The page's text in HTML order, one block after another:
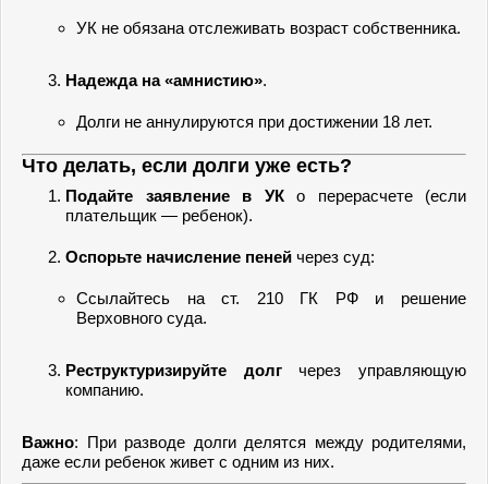
УК не обязана отслеживать возраст собственника.
Надежда на «амнистию».
Долги не аннулируются при достижении 18 лет.
Что делать, если долги уже есть?
Подайте заявление в УКо перерасчете (если
плательщик — ребенок).
Оспорьте начисление пеней через суд:
Ссылайтесь на ст. 210 ГК РФ и решение
Верховного суда.
Реструктуризируйте долгчерез управляющую
компанию.
Важно: При разводе долги делятся между родителями,
даже если ребенок живет с одним из них.